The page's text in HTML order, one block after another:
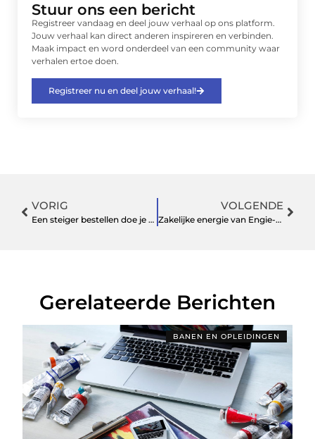
Stuur ons een bericht
Registreer vandaag en deel jouw verhaal op ons platform.
Jouw verhaal kan direct anderen inspireren en verbinden.
Maak impact en word onderdeel van een community waar
verhalen ertoe doen.
Registreer nu en deel jouw verhaal!
VORIG
Een steiger bestellen doe je eenvoudig online
VOLGENDE
Zakelijke energie van Engie-Energie
Gerelateerde Berichten
BANEN EN OPLEIDINGEN